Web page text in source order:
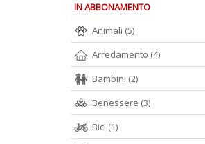
IN ABBONAMENTO
Animali (5)
Arredamento (4)
Bambini (2)
Benessere (3)
Bici (1)